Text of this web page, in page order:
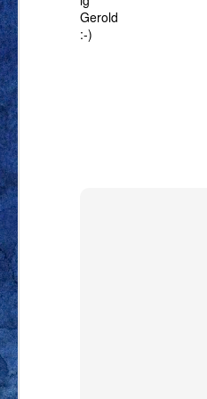
Gerold
:-)
FEB
5
Activity